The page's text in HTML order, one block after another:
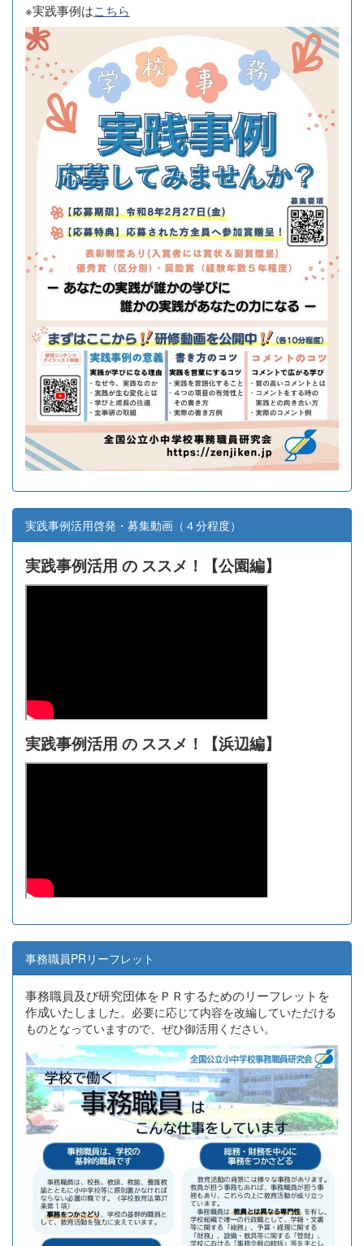
※実践事例はこちら
実践事例活用啓発・募集動画（４分程度）
実践事例活用 の ススメ！【公園編】
実践事例活用 の ススメ！【浜辺編】
事務職員PRリーフレット
事務職員及び研究団体をＰＲするためのリーフレットを
作成いたし ました。必要に応じて内容を改編していただける
ものとなっていますので、ぜひ御活用ください。